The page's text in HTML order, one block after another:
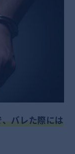
バレた際には